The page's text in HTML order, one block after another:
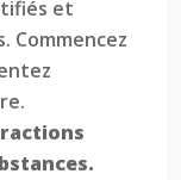
et
Commencez